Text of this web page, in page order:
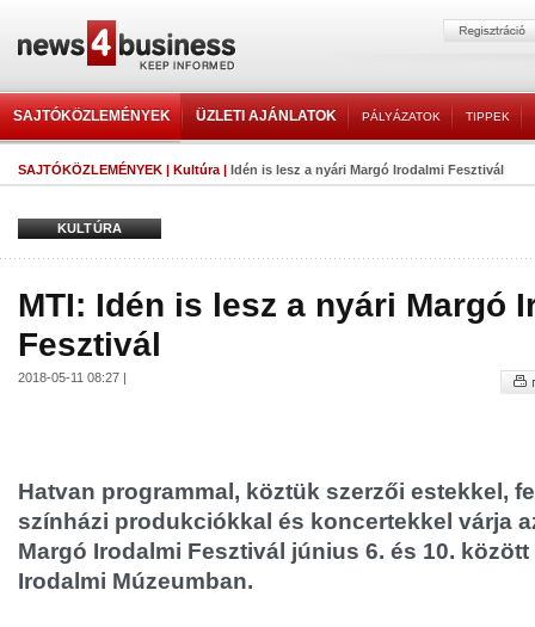
SAJTÓKÖZLEMÉNYEK ÜZLETI AJÁNLATOK PÁLYÁZATOK TIPPEK
SAJTÓKÖZLEMÉNYEK | Kultúra | Idén is lesz a nyári Margó Irodalmi Fesztivál
KULTÚRA
MTI: Idén is lesz a nyári Margó
Fesztivál
2018-05-11 08:27 |
Hatvan programmal, köztük szerzői estekkel,
színházi produkciókkal és koncertekkel várja
Margó Irodalmi Fesztivál június 6. és 10.
Irodalmi Múzeumban.